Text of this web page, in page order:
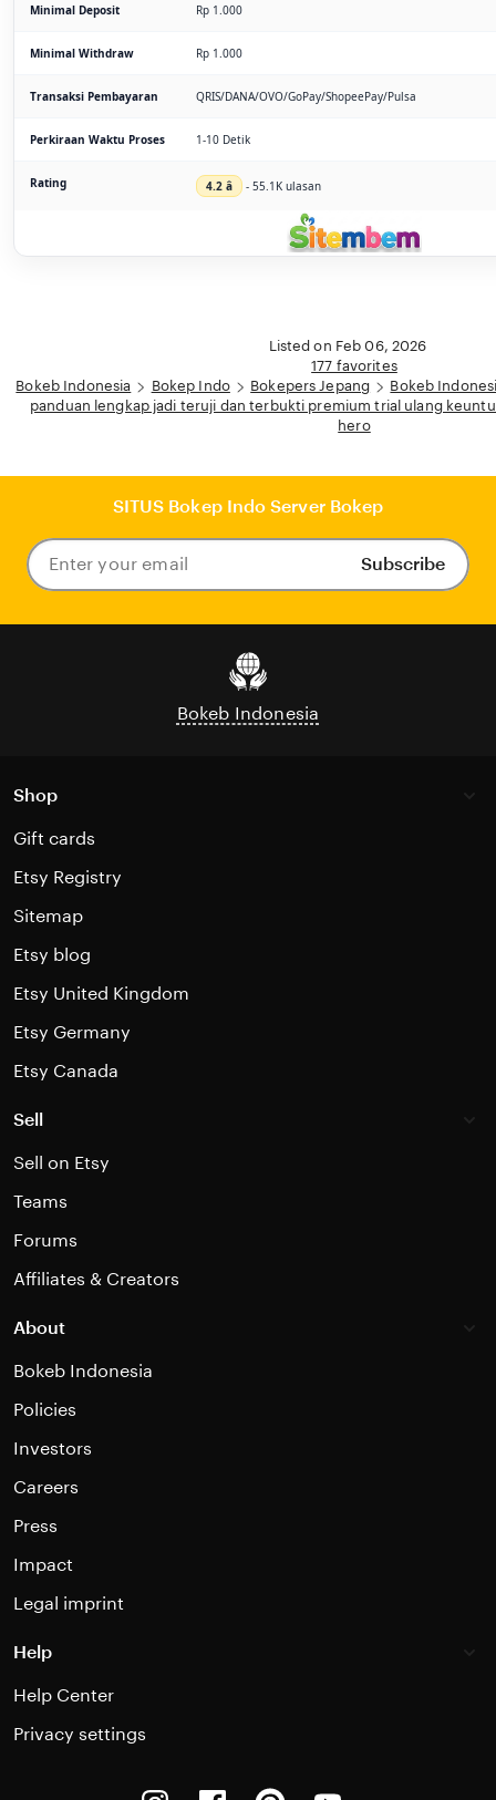
Minimal Deposit Rp 1.000
Minimal Withdraw Rp 1.000
Transaksi Pembayaran QRIS/DANA/OVO/GoPay/ShopeePay/Pulsa
Perkiraan Waktu Proses 1-10 Detik
Rating 4.2 â­ - 55.1K ulasan
Listed on Feb 06, 2026
177 favorites
Bokeb Indonesia
Bokep Indo Bokepers Jepang
Bokeb
panduan lengkap jadi teruji dan terbukti premium trial ulang
hero
SITUS Bokep Indo Server Bokep
Enter
your
Subscribe
Bokeb Indonesia
Shop
Gift cards
Etsy Registry
Sitemap
Etsy blog
Etsy United Kingdom
Etsy Germany
Etsy Canada
Sell
Sell on Etsy
Teams
Forums
Affiliates & Creators
About
Bokeb Indonesia
Policies
Investors
Careers
Press
Impact
Legal imprint
Help
Help Center
Privacy settings
InstagramFacebookPinterest